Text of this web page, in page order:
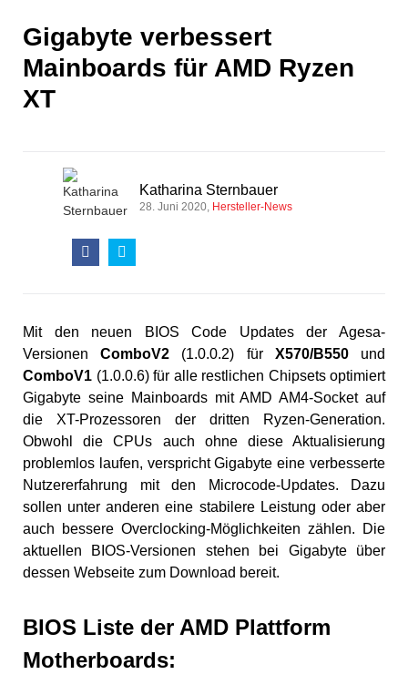
Gigabyte verbessert
Mainboards für AMD Ryzen
XT
Katharina Sternbauer
28. Juni 2020 Hersteller-News
Mit den neuen BIOS Code Updates der Agesa-
VersionenComboV2 (1.0.0.2) für X570/B550und
ComboV1 (1.0.0.6) für alle restlichen Chipsets optimiert
Gigabyte seine Mainboards mit AMD AM4-Socket auf
die XT-Prozessoren der dritten Ryzen-Generation.
Obwohl die CPUs auch ohne diese Aktualisierung
problemlos laufen, verspricht Gigabyte eine verbesserte
Nutzererfahrung mit den Microcode-Updates. Dazu
sollen unter anderen eine stabilere Leistung oder aber
auch bessere Overclocking-Möglichkeiten zählen. Die
aktuellen BIOS-Versionen stehen bei Gigabyte über
dessen Webseite zum Download bereit.
BIOS Liste der AMD Plattform
Motherboards: